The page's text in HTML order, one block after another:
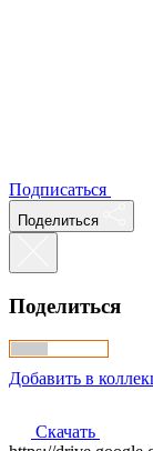
Подписаться
Поделиться
Поделиться
Добавить в
Скачать